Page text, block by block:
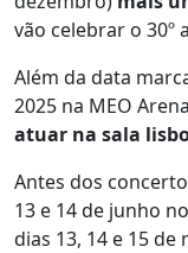
vão celebrar o 30º
Além da data
2025 na MEO
atuar na sala
Antes dos
13 e 14 de junho
dias 13, 14 e 15 de